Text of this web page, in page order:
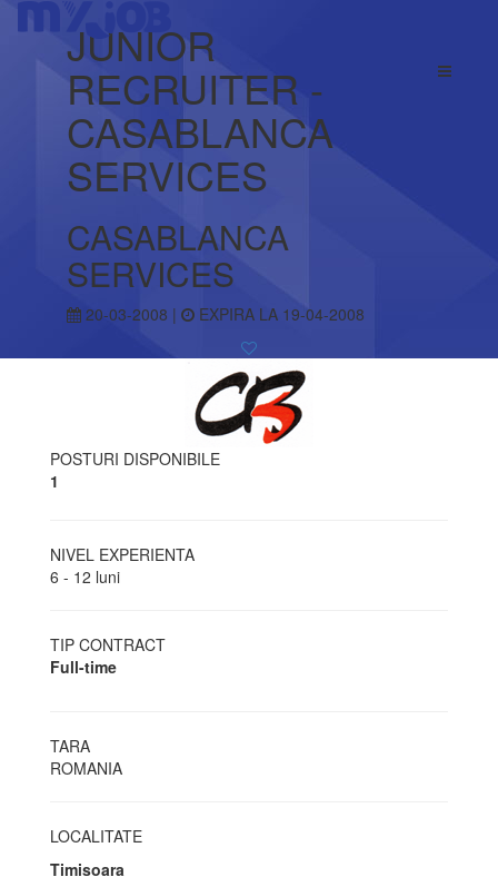
JUNIOR
RECRUITER -
CASABLANCA
SERVICES
CASABLANCA
SERVICES
20-03-2008 | EXPIRA LA 19-04-2008
POSTURI DISPONIBILE
1
NIVEL EXPERIENTA
6 - 12 luni
TIP CONTRACT
Full-time
TARA
ROMANIA
LOCALITATE
Timisoara